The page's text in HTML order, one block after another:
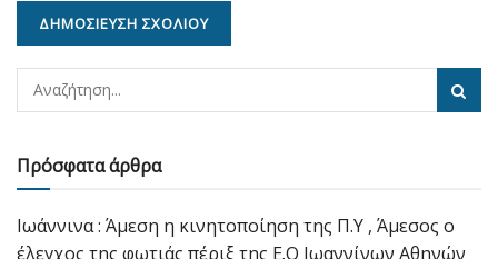
Πρόσφατα άρθρα
Ιωάννινα : Άμεση η κινητοποίηση της Π.Υ , Άμεσος ο
έλεγχος της φωτιάς πέριξ της Ε.Ο Ιωαννίνων Αθηνών